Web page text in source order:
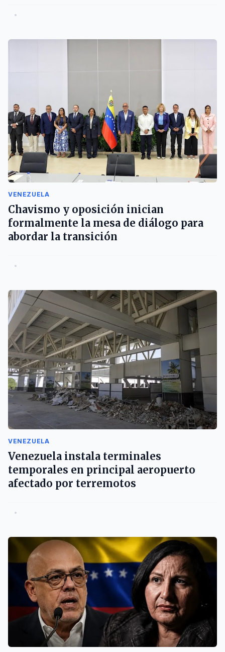
•
VENEZUELA
Chavismo y oposición inician
formalmente la mesa de diálogo para
abordar la transición
•
VENEZUELA
Venezuela instala terminales
temporales en principal aeropuerto
afectado por terremotos
•